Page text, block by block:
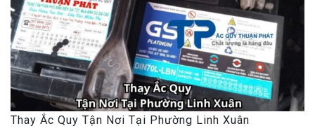
Thay Ắc Quy Tận Nơi Tại Phường Linh Xuân